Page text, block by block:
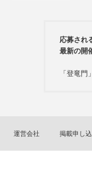
応募され
最新の開
「登竜門
運営会社 掲載申し